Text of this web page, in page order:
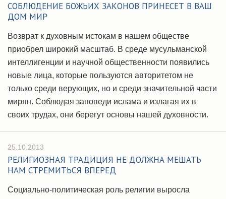
СОБЛЮДЕНИЕ БОЖЬИХ ЗАКОНОВ ПРИНЕСЕТ В ВАШ
ДОМ МИР
Возврат к духовным истокам в нашем обществе
приобрел широкий масштаб. В среде мусульманской
интеллигенции и научной общественности появились
новые лица, которые пользуются авторитетом не
только среди верующих, но и среди значительной части
мирян. Соблюдая заповеди ислама и излагая их в
своих трудах, они берегут основы нашей духовности.
25.10.2013
РЕЛИГИОЗНАЯ ТРАДИЦИЯ НЕ ДОЛЖНА МЕШАТЬ
НАМ СТРЕМИТЬСЯ ВПЕРЕД
Социально-политическая роль религии выросла